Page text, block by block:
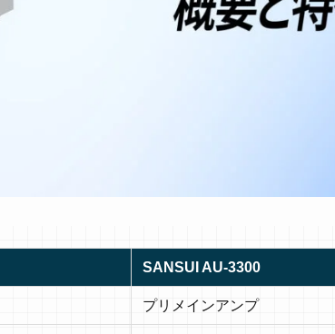
SANSUI AU-3300
プリメインアンプ